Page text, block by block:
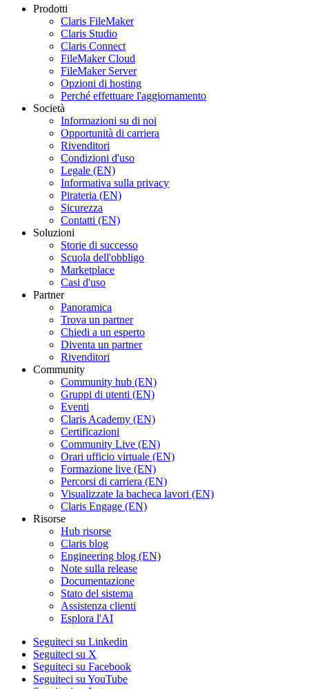
Prodotti
Claris FileMaker
Claris Studio
Claris Connect
FileMaker Cloud
FileMaker Server
Opzioni di hosting
Perché effettuare l'aggiornamento
Società
Informazioni su di noi
Opportunità di carriera
Rivenditori
Condizioni d'uso
Legale (EN)
Informativa sulla privacy
Pirateria (EN)
Sicurezza
Contatti (EN)
Soluzioni
Storie di successo
Scuola dell'obbligo
Marketplace
Casi d'uso
Partner
Panoramica
Trova un partner
Chiedi a un esperto
Diventa un partner
Rivenditori
Community
Community hub (EN)
Gruppi di utenti (EN)
Eventi
Claris Academy (EN)
Certificazioni
Community Live (EN)
Orari ufficio virtuale (EN)
Formazione live (EN)
Percorsi di carriera (EN)
Visualizzate la bacheca lavori (EN)
Claris Engage (EN)
Risorse
Hub risorse
Claris blog
Engineering blog (EN)
Note sulla release
Documentazione
Stato del sistema
Assistenza clienti
Esplora l'AI
Seguiteci su Linkedin
Seguiteci su X
Seguiteci su Facebook
Seguiteci su YouTube